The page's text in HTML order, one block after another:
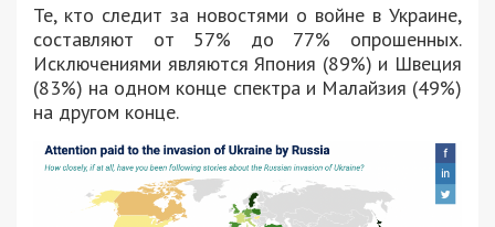
Те, кто следит за новостями о войне в Украине,
составляют от 57% до 77% опрошенных.
Исключениями являются Япония (89%) и Швеция
(83%) на одном конце спектра и Малайзия (49%)
на другом конце.